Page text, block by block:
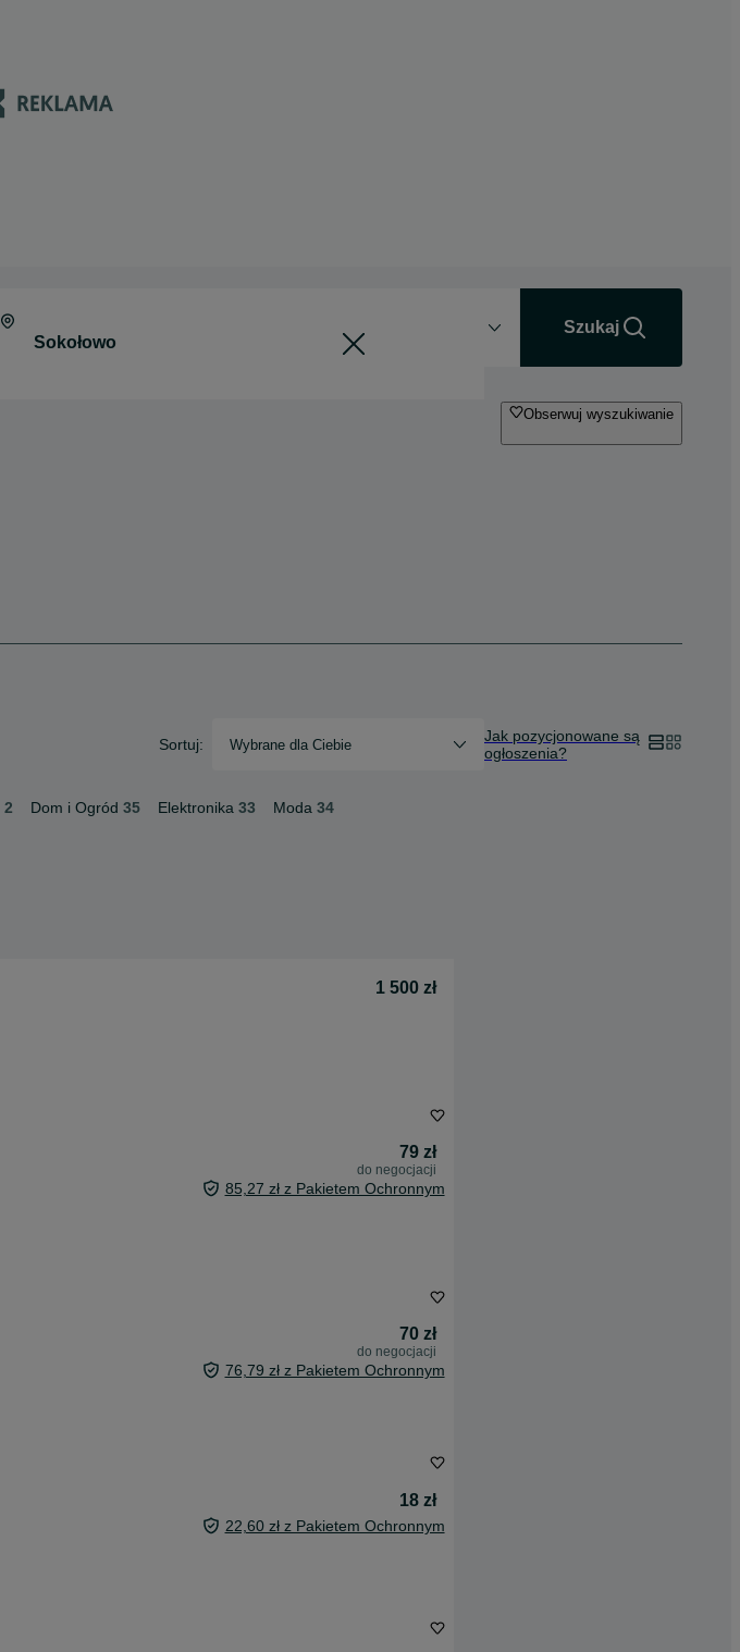
Szukaj
Obserwuj wyszukiwanie
Sortuj: Wybrane dla Ciebie
Jak pozycjonowane są
ogłoszenia?
2 Dom i Ogród 35 Elektronika 33 Moda 34
1 500 zł
79 zł
do negocjacji
85,27 zł z Pakietem Ochronnym
70 zł
do negocjacji
76,79 zł z Pakietem Ochronnym
18 zł
22,60 zł z Pakietem Ochronnym